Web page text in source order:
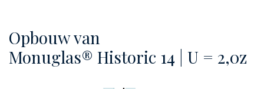
Opbouw van
Monuglas® Historic 14 | U = 2,0z